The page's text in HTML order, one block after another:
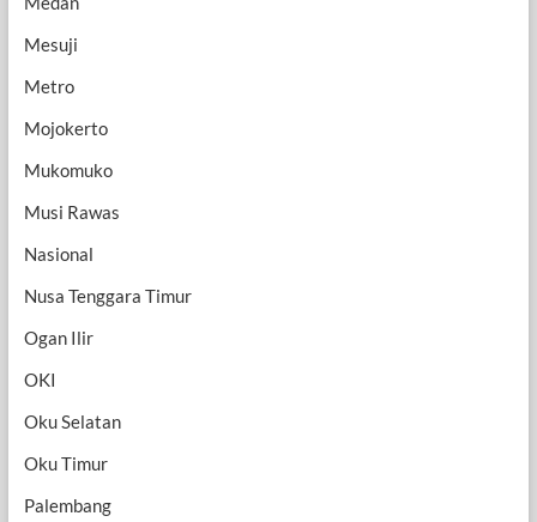
Mesuji
Metro
Mojokerto
Mukomuko
Musi Rawas
Nasional
Nusa Tenggara Timur
Ogan Ilir
OKI
Oku Selatan
Oku Timur
Palembang